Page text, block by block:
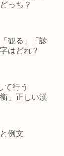
っち？
観る」「診
はどれ？
て行う
」正しい漢
例文